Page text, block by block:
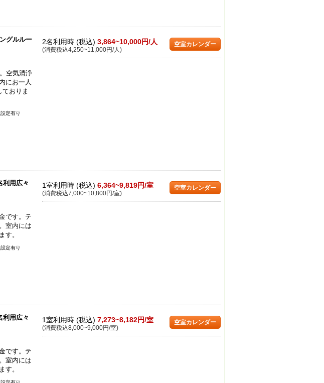
グルルー
空気清浄
にお一人
おりま
定有り
2名利用時 (税込) 3,864~10,000円/人
(消費税込4,250~11,000円/人)
空室カレンダー
利用広々
です。テ
室内には
す。
定有り
1室利用時 (税込) 6,364~9,819円/室
(消費税込7,000~10,800円/室)
空室カレンダー
利用広々
です。テ
室内には
す。
1室利用時 (税込) 7,273~8,182円/室
(消費税込8,000~9,000円/室)
空室カレンダー